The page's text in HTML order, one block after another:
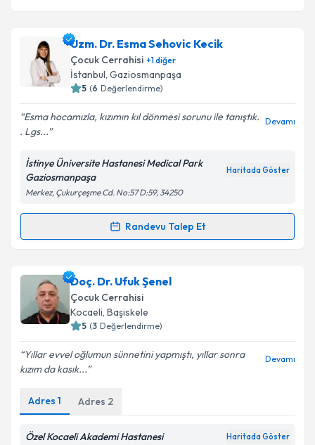
Uzm. Dr. Esma Sehovic Kecik
Çocuk Cerrahisi +1diğer
İstanbul, Gaziosmanpaşa
5 (6 Değerlendirme)
Esma hocamızla, kızımın kıl dönmesi sorunu ile tanıştık.
. Lgs...
Devamı
İstinye Üniversite Hastanesi Medical Park
Gaziosmanpaşa
Haritada Göster
Merkez, Çukurçeşme Cd. No:57 D:59, 34250
Randevu Talep Et
Randevu Takvimi Talebi
Uzm. Dr. Esma Sehovic Kecik
talebi oluşturun. Size bu uzmandan randevu almanız
için bir takvim hazırlandığında e-posta ile
bilgilendireceğiz.
E-posta Adresiniz
Kişisel verilerimin işlenmesine ilişkinAydınlatma
Metni'ni okudum ve kişisel verilerimin belirtilen
Doç. Dr. Ufuk Şenel
Çocuk Cerrahisi
Kocaeli, Başiskele
5 (3 Değerlendirme)
Yıllar evvel oğlumun sünnetini yapmıştı, yıllar sonra
kızım da kasık...
Devamı
Adres 1 Adres 2
Özel Kocaeli Akademi Hastanesi Haritada Göster